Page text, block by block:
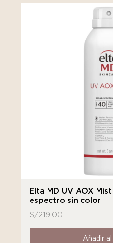
Elta MD UV AOX
espectro sin color
S/219.00
Añadir